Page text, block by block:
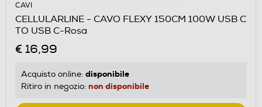
CAVI
CELLULARLINE - CAVO FLEXY 150CM 100W USB C
TO USB C-Rosa
€ 16,99
Acquisto online: disponibile
Ritiro in negozio: non disponibile